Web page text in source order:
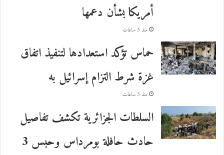
أمريكا بشأن دعمها
منذ 5 ساعات
حماس تؤكد استعدادها لتنفيذ اتفاق
غزة شرط التزام إسرائيل به
منذ 5 ساعات
السلطات الجزائرية تكشف تفاصيل
حادث حافلة بومرداس وحبس 3